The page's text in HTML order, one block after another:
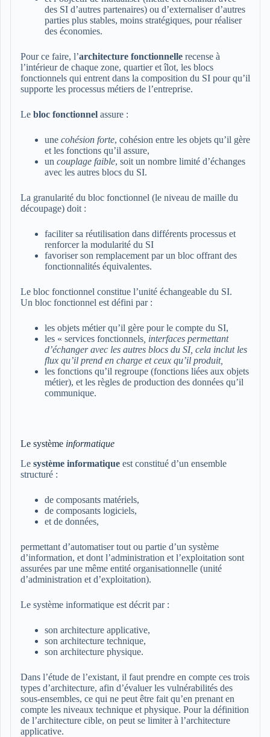
des SI d’autres partenaires) ou d’externaliser d’autres
parties plus stables, moins stratégiques, pour réaliser
des économies.
Pour ce faire, l’architecture fonctionnelle recense à
l’intérieur de chaque zone, quartier et îlot, les blocs
fonctionnels qui entrent dans la composition du SI pour qu’il
supporte les processus métiers de l’entreprise.
Le bloc fonctionnel assure :
une cohésion forte, cohésion entre les objets qu’il gère
et les fonctions qu’il assure,
un couplage faible, soit un nombre limité d’échanges
avec les autres blocs du SI.
La granularité du bloc fonctionnel (le niveau de maille du
découpage) doit :
faciliter sa réutilisation dans différents processus et
renforcer la modularité du SI
favoriser son remplacement par un bloc offrant des
fonctionnalités équivalentes.
Le bloc fonctionnel constitue l’unité échangeable du SI.
Un bloc fonctionnel est défini par :
les objets métier qu’il gère pour le compte du SI,
les « services fonctionnels , interfaces permettant
d’échanger avec les autres blocs du SI, cela inclut les
flux qu’il prend en charge et ceux qu’il produit,
les fonctions qu’il regroupe (fonctions liées aux objets
métier), et les règles de production des données qu’il
communique.
Le système informatique
Le système informatique est constitué d’un ensemble
structuré :
de composants matériels,
de composants logiciels,
et de données,
permettant d’automatiser tout ou partie d’un système
d’information, et dont l’administration et l’exploitation sont
assurées par une même entité organisationnelle (unité
d’administration et d’exploitation).
Le système informatique est décrit par :
son architecture applicative,
son architecture technique,
son architecture physique.
Dans l’étude de l’existant, il faut prendre en compte ces trois
types d’architecture, afin d’évaluer les vulnérabilités des
sous-ensembles, ce qui ne peut être fait qu’en prenant en
compte les niveaux technique et physique. Pour la définition
de l’architecture cible, on peut se limiter à l’architecture
applicative.